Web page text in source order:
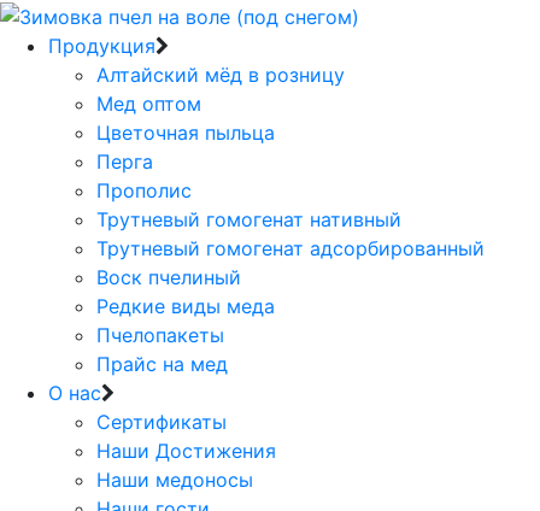
Продукция
Алтайский мёд в розницу
Мед оптом
Цветочная пыльца
Перга
Прополис
Трутневый гомогенат нативный
Трутневый гомогенат адсорбированный
Воск пчелиный
Редкие виды меда
Пчелопакеты
Прайс на мед
О нас
Сертификаты
Наши Достижения
Наши медоносы